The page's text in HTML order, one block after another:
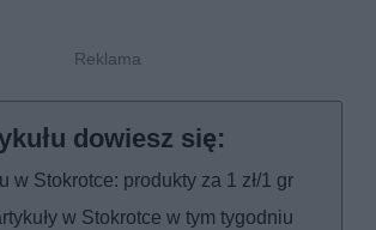
w Stokrotce: produkty za 1 zł/1 gr
w Stokrotce w tym tygodniu